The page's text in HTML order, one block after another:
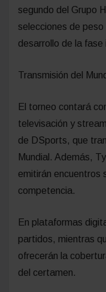
segundo del Grupo
selecciones de peso
desarrollo de la fase
Transmisión del
El torneo contará
televisación y
de DSports, que
Mundial. Además,
emitirán encuentros
competencia.
En plataformas
partidos, mientras
ofrecerán la
del certamen.